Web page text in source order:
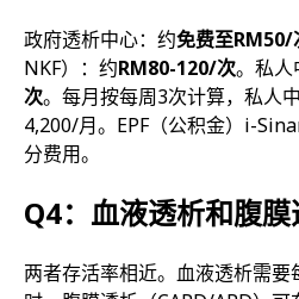
政府透析中心：约免费至RM50/
NKF）：约RM80-120/次。私人
次。每月按每周3次计算，私人
4,200/月。EPF（公积金）i-
分费用。
Q4：血液透析和腹膜
两者存活率相近。血液透析需